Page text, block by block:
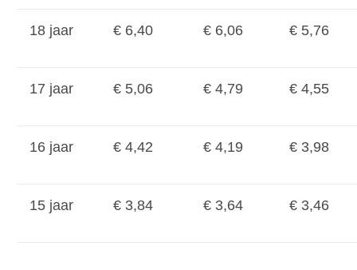
18 jaar € 6,40 € 6,06 € 5,76
17 jaar € 5,06 € 4,79 € 4,55
16 jaar € 4,42 € 4,19 € 3,98
15 jaar € 3,84 € 3,64 € 3,46